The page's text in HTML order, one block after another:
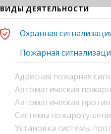
ВИДЫ ДЕЯТЕЛЬНОСТИ
Охранная
Пожарная
Адресная пожарная
Автоматическая
Автоматическая
Системы
Установка системы